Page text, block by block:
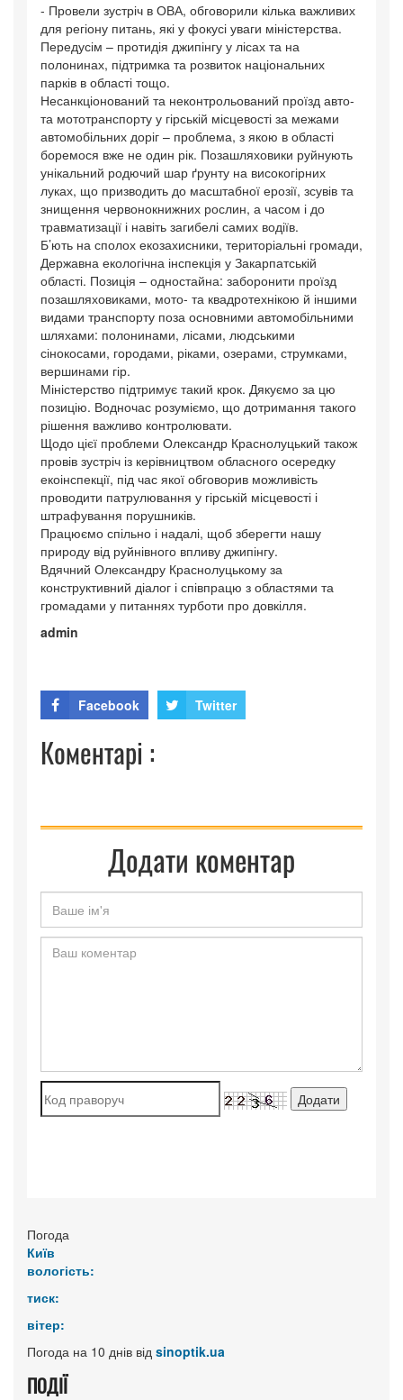
- Провели зустріч в ОВА, обговорили кілька важливих
для регіону питань, які у фокусі уваги міністерства.
Передусім – протидія джипінгу у лісах та на
полонинах, підтримка та розвиток національних
парків в області тощо.
Несанкціонований та неконтрольований проїзд авто-
та мототранспорту у гірській місцевості за межами
автомобільних доріг – проблема, з якою в області
боремося вже не один рік. Позашляховики руйнують
унікальний родючий шар ґрунту на високогірних
луках, що призводить до масштабної ерозії, зсувів та
знищення червонокнижних рослин, а часом і до
травматизації і навіть загибелі самих водіїв.
Б’ють на сполох екозахисники, територіальні громади,
Державна екологічна інспекція у Закарпатській
області. Позиція – одностайна: заборонити проїзд
позашляховиками, мото- та квадротехнікою й іншими
видами транспорту поза основними автомобільними
шляхами: полонинами, лісами, людськими
сінокосами, городами, ріками, озерами, струмками,
вершинами гір.
Міністерство підтримує такий крок. Дякуємо за цю
позицію. Водночас розуміємо, що дотримання такого
рішення важливо контролювати.
Щодо цієї проблеми Олександр Краснолуцький також
провів зустріч із керівництвом обласного осередку
екоінспекції, під час якої обговорив можливість
проводити патрулювання у гірській місцевості і
штрафування порушників.
Працюємо спільно і надалі, щоб зберегти нашу
природу від руйнівного впливу джипінгу.
Вдячний Олександру Краснолуцькому за
конструктивний діалог і співпрацю з областями та
громадами у питаннях турботи про довкілля.
admin
Facebook Twitter
Коментарі :
Додати коментар
Погода
Київ
вологість:
тиск:
вітер:
Погода на 10 днів від sinoptik.ua
ПОДІЇ